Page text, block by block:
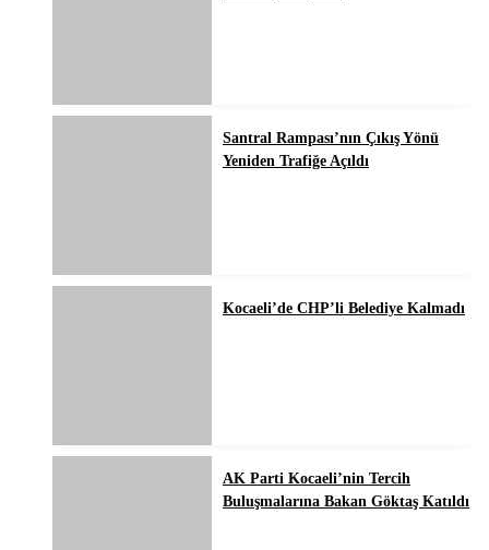
Santral Rampası’nın Çıkış Yönü
Yeniden Trafiğe Açıldı
Kocaeli’de CHP’li Belediye Kalmadı
AK Parti Kocaeli’nin Tercih
Buluşmalarına Bakan Göktaş Katıldı